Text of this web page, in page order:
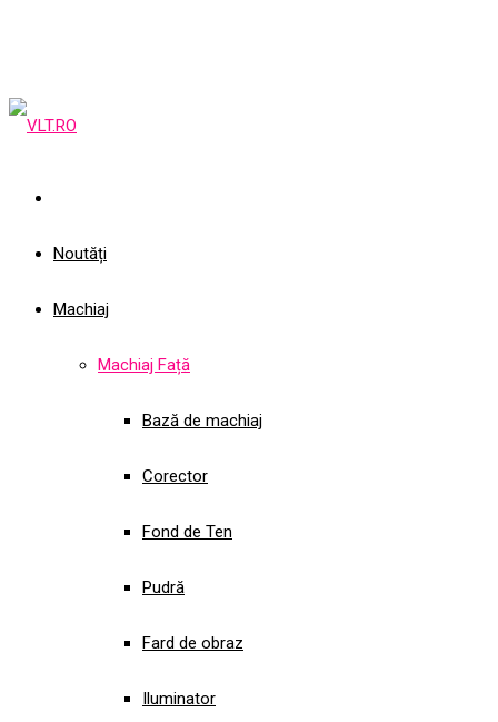
Noutăți
Machiaj
Machiaj Față
Bază de machiaj
Corector
Fond de Ten
Pudră
Fard de obraz
Iluminator